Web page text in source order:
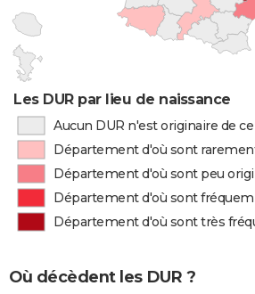
Les DUR par lieu de naissance
Aucun DUR n'est originaire de
Département d'où sont
Département d'où sont peu
Département d'où sont
Département d'où sont très
Où décèdent les DUR ?